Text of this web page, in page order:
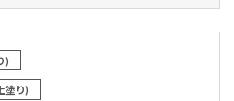
)
塗り)